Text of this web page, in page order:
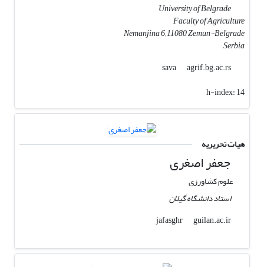
University of Belgrade
Faculty of Agriculture
Nemanjina 6, 11080 Zemun-Belgrade
Serbia
sava
agrif.bg.ac.rs
h-index:14
هیات تحریریه
جعفر اصغری
علوم کشاورزی
استاد دانشگاه گیلان
jafasghr
guilan.ac.ir